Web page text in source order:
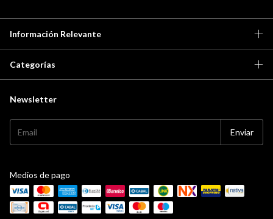
Información Relevante
Categorías
Newsletter
Medios de pago